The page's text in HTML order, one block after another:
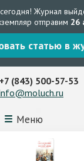
Журнал
отправим 26
статью в
Меню
+7 (843) 500-57-53